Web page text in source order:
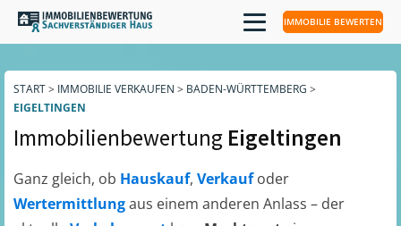
IMMOBILIE BEWERTEN
START> IMMOBILIE VERKAUFEN > BADEN-WÜRTTEMBERG >
EIGELTINGEN
Immobilienbewertung Eigeltingen
Ganz gleich, ob Hauskauf, Verkaufoder
Wertermittlungaus einem anderen Anlass – der